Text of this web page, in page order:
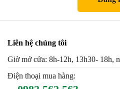
Liên hệ chúng tôi
Giờ mở cửa: 8h-12h, 13h30- 18h,
Điện thoại mua hàng: